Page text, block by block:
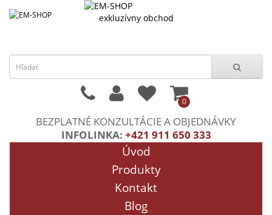
exkluzívny obchod
0
BEZPLATNÉ KONZULTÁCIE A OBJEDNÁVKY
INFOLINKA: +421 911 650 333
Úvod
Produkty
Kontakt
Blog